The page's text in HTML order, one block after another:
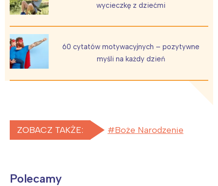
wycieczkę z dziećmi
60 cytatów motywacyjnych – pozytywne
myśli na każdy dzień
ZOBACZ TAKŻE: Boże Narodzenie
Polecamy